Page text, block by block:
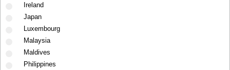
Ireland
Japan
Luxembourg
Malaysia
Maldives
Philippines